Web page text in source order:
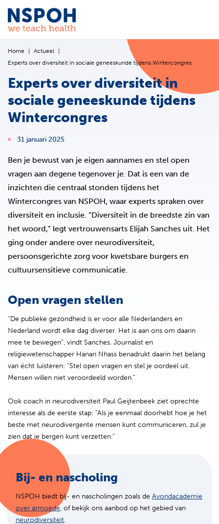
Ga naar de inhoud
Home
Actueel
Experts over diversiteit in sociale geneeskunde tijdens Wintercongres
Experts over diversiteit in
sociale geneeskunde tijdens
Wintercongres
31 januari 2025
Ben je bewust van je eigen aannames en stel open
vragen aan degene tegenover je. Dat is een van de
inzichten die centraal stonden tijdens het
Wintercongres van NSPOH, waar experts spraken over
diversiteit en inclusie. “Diversiteit in de breedste zin van
het woord,” legt vertrouwensarts Elijah Sanches uit. Het
ging onder andere over neurodiversiteit,
persoonsgerichte zorg voor kwetsbare burgers en
cultuursensitieve communicatie.
Open vragen stellen
“De publieke gezondheid is er voor alle Nederlanders en
Nederland wordt elke dag diverser. Het is aan ons om daarin
mee te bewegen”, vindt Sanches. Journalist en
religiewetenschapper Hanan Nhass benadrukt daarin het belang
van écht luisteren: “Stel open vragen en stel je oordeel uit.
Mensen willen niet veroordeeld worden.”
Ook coach in neurodiversiteit Paul Geijtenbeek ziet oprechte
interesse als de eerste stap: “Als je eenmaal doorhebt hoe je het
beste met neurodivergente mensen kunt communiceren, zul je
zien dat je bergen kunt verzetten.”
Bij- en nascholing
NSPOH biedt bij- en nascholingen zoals de Avondacademie
over armoede(opent in nieuw tabblad)
, of bekijk ons aanbod op het gebied van
neurodiversiteit(opent in nieuw tabblad)
.